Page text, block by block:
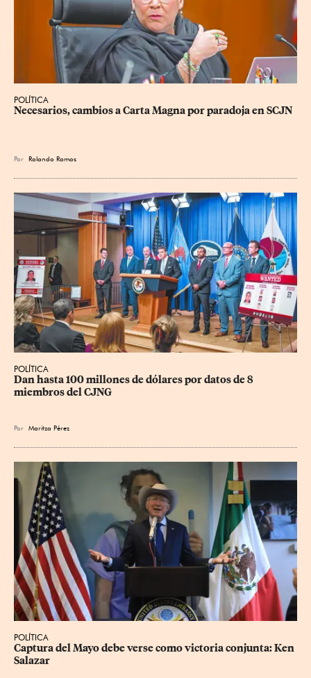
POLÍTICA
Necesarios, cambios a Carta Magna por paradoja en SCJN
Por Rolando Ramos
POLÍTICA
Dan hasta 100 millones de dólares por datos de 8
miembros del CJNG
Por Maritza Pérez
POLÍTICA
Captura del Mayo debe verse como victoria conjunta: Ken
Salazar